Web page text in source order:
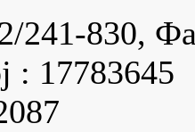
241-830,
: 17783645